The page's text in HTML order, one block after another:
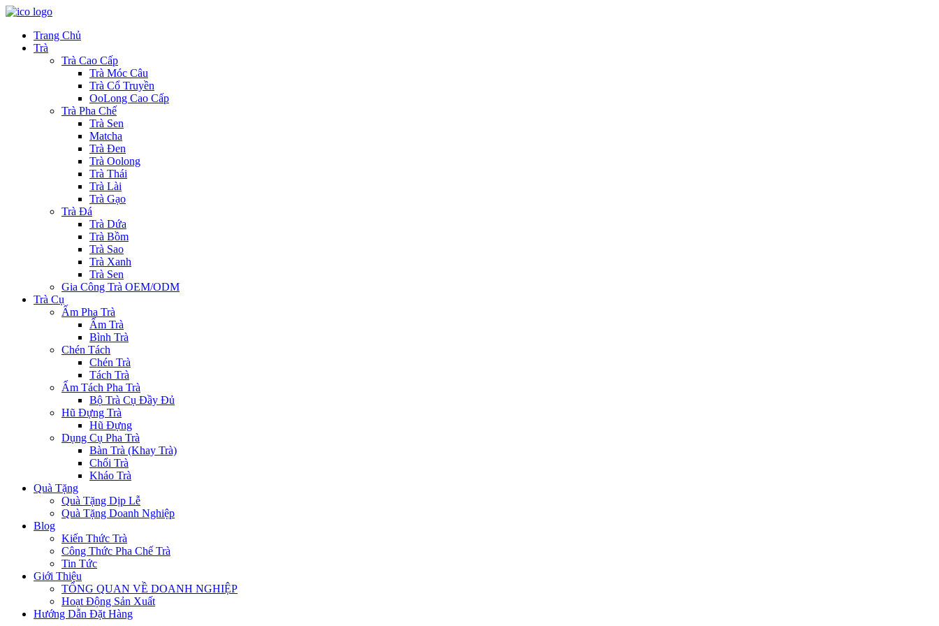
Trang Chủ
Trà
Trà Cao Cấp
Trà Móc Câu
Trà Cổ Truyền
OoLong Cao Cấp
Trà Pha Chế
Trà Sen
Matcha
Trà Đen
Trà Oolong
Trà Thái
Trà Lài
Trà Gạo
Trà Đá
Trà Dứa
Trà Bồm
Trà Sao
Trà Xanh
Trà Sen
Gia Công Trà OEM/ODM
Trà Cụ
Ấm Pha Trà
Ấm Trà
Bình Trà
Chén Tách
Chén Trà
Tách Trà
Ấm Tách Pha Trà
Bộ Trà Cụ Đầy Đủ
Hũ Đựng Trà
Hũ Đựng
Dụng Cụ Pha Trà
Bàn Trà (Khay Trà)
Chổi Trà
Kháo Trà
Quà Tặng
Quà Tặng Dịp Lễ
Quà Tặng Doanh Nghiệp
Blog
Kiến Thức Trà
Công Thức Pha Chế Trà
Tin Tức
Giới Thiệu
TỔNG QUAN VỀ DOANH NGHIỆP
Hoạt Động Sản Xuất
Hướng Dẫn Đặt Hàng